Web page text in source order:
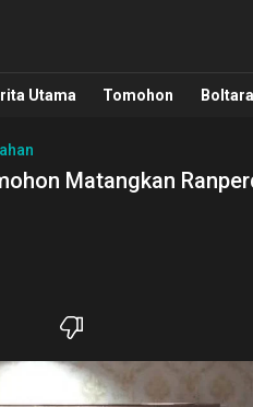
Kawanua, Politik,
Utama Tomohon Boltara
Matangkan